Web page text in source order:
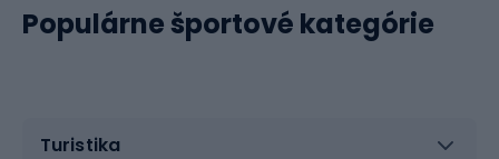
Populárne športové kategórie
Turistika